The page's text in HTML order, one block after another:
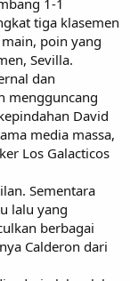
tiga klasemen
poin yang
Sevilla.
dan
mengguncang
David
media massa,
Los Galacticos
Sementara
lalu yang
berbagai
Calderon dari